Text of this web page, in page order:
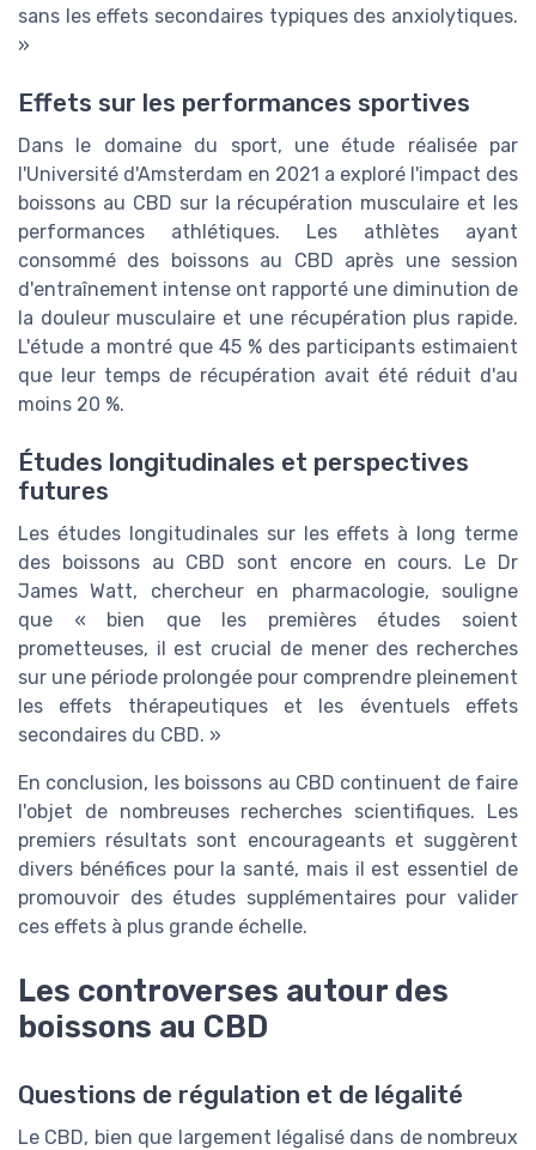
sans les effets secondaires typiques des anxiolytiques.
»
Effets sur les performances sportives
Dans le domaine du sport, une étude réalisée par
l'Université d'Amsterdam en 2021 a exploré l'impact des
boissons au CBD sur la récupération musculaire et les
performances athlétiques. Les athlètes ayant
consommé des boissons au CBD après une session
d'entraînement intense ont rapporté une diminution de
la douleur musculaire et une récupération plus rapide.
L'étude a montré que 45 % des participants estimaient
que leur temps de récupération avait été réduit d'au
moins 20 %.
Études longitudinales et perspectives
futures
Les études longitudinales sur les effets à long terme
des boissons au CBD sont encore en cours. Le Dr
James Watt, chercheur en pharmacologie, souligne
que « bien que les premières études soient
prometteuses, il est crucial de mener des recherches
sur une période prolongée pour comprendre pleinement
les effets thérapeutiques et les éventuels effets
secondaires du CBD. »
En conclusion, les boissons au CBD continuent de faire
l'objet de nombreuses recherches scientifiques. Les
premiers résultats sont encourageants et suggèrent
divers bénéfices pour la santé, mais il est essentiel de
promouvoir des études supplémentaires pour valider
ces effets à plus grande échelle.
Les controverses autour des
boissons au CBD
Questions de régulation et de légalité
Le CBD, bien que largement légalisé dans de nombreux